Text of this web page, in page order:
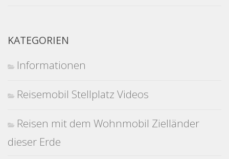
KATEGORIEN
Informationen
Reisemobil Stellplatz Videos
Reisen mit dem Wohnmobil Zielländer
dieser Erde